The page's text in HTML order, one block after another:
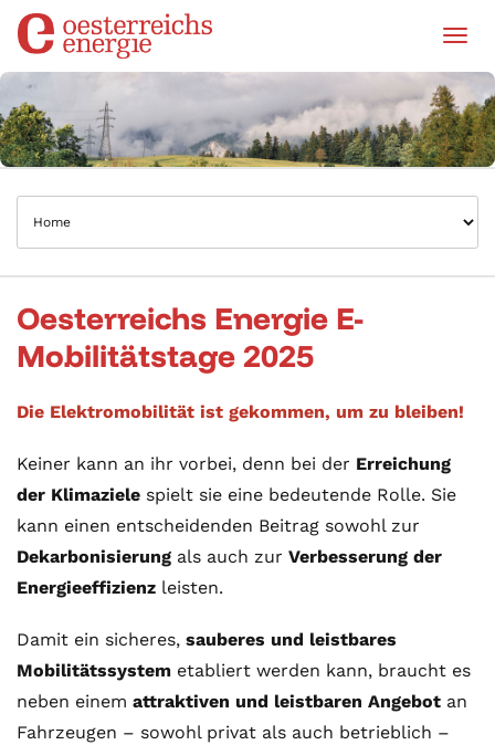
Oesterreichs Energie E-
Mobilitätstage 2025
Die Elektromobilität ist gekommen, um zu bleiben!
Keiner kann an ihr vorbei, denn bei der Erreichung
der Klimaziele spielt sie eine bedeutende Rolle. Sie
kann einen entscheidenden Beitrag sowohl zur
Dekarbonisierung als auch zur Verbesserung der
Energieeffizienz leisten.
Damit ein sicheres, sauberes und leistbares
Mobilitätssystem etabliert werden kann, braucht es
neben einem attraktiven und leistbaren Angebot an
Fahrzeugen – sowohl privat als auch betrieblich –